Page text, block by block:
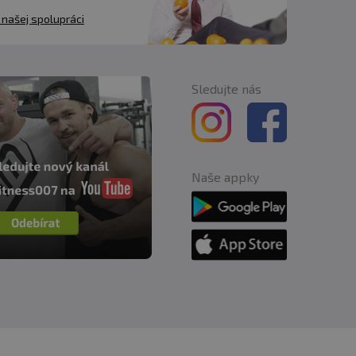
našej spolupráci
Sledujte nás
Naše appky